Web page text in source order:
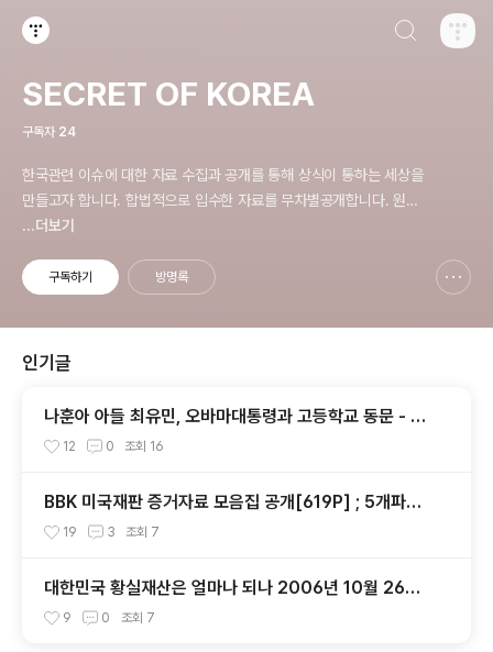
SECRET OF KOREA
구독자 24
한국관련 이슈에 대한 자료 수집과 공개를 통해 상식이 통하는 세상을
만들고자 합니다. 합법적으로 입수한 자료를 무차별공개합니다. 원칙
은 'NO EVIDENCE,NO STORY', 다운로드 www.docstoc.com/
리더나 RSS로!!
...더보기
구독하기 방명록
인기글
나훈아 아들 최유민, 오바마대통령과 고등학교 동문 - 하
와이 푸나호우사립학교 동문
12 0 조회 16
BBK 미국재판 증거자료 모음집 공개[619P] ; 5개파일
- 다운로드가능
19 3 조회 7
대한민국 황실재산은 얼마나 되나 2006년 10월 26일
주간동아
9 0 조회 7